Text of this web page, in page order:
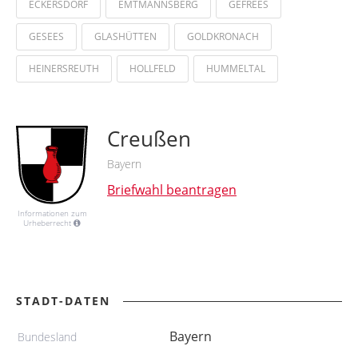
ECKERSDORF EMTMANNSBERG GEFREES
GESEES GLASHÜTTEN GOLDKRONACH
HEINERSREUTH HOLLFELD HUMMELTAL
Informationen zum
Urheberrecht
Creußen
Bayern
Briefwahl beantragen
STADT-DATEN
Bundesland Bayern